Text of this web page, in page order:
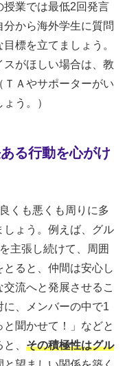
業では最低2回発言
から海外学生に質問
標を立てましょう。
スがほしい場合は、教
ＴＡやサポーターがい
う。）
る行動を心がけ
くも悪くも周りに多
ょう。例えば、グル
主張し続けて、周囲
ると、仲間は安心し
流へと発展させるこ
、メンバーの中で1
聞かせて！」などと
、 その積極性はグル